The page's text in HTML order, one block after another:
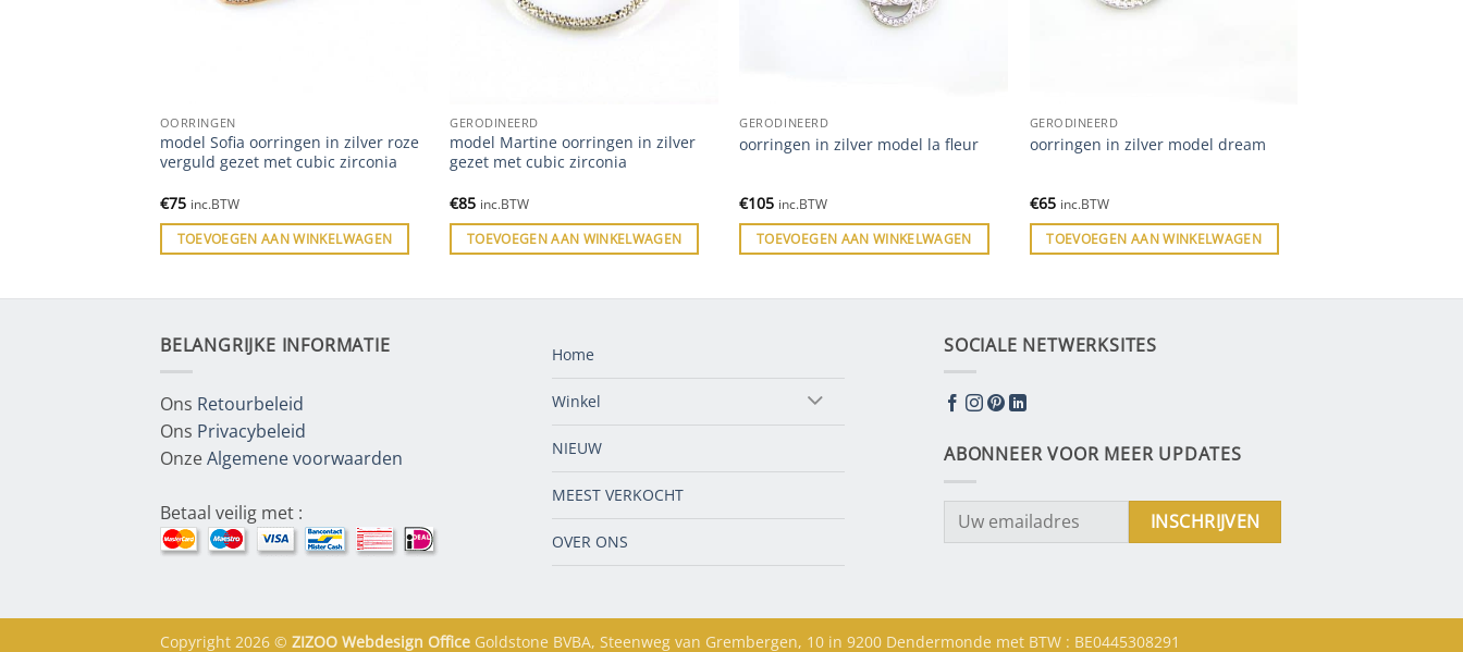
OORRINGEN
model Sofia oorringen in zilver roze
verguld gezet met cubic zirconia
€75 inc.BTW
TOEVOEGEN AAN WINKELWAGEN
GERODINEERD
model Martine oorringen in zilver
gezet met cubic zirconia
€85 inc.BTW
TOEVOEGEN AAN WINKELWAGEN
GERODINEERD
oorringen in zilver model la fleur
€105 inc.BTW
TOEVOEGEN AAN WINKELWAGEN
GERODINEERD
oorringen in zilver model dream
€65 inc.BTW
TOEVOEGEN AAN WINKELWAGEN
BELANGRIJKE INFORMATIE
Ons Retourbeleid
Ons Privacybeleid
OnzeAlgemene voorwaarden
Betaal veilig met :
Home
Winkel
NIEUW
MEEST VERKOCHT
OVER ONS
SOCIALE NETWERKSITES
ABONNEER VOOR MEER UPDATES
Copyright 2026 © ZIZOO Webdesign Office Goldstone BVBA, Steenweg van Grembergen, 10 in 9200 Dendermonde met BTW : BE0445308291